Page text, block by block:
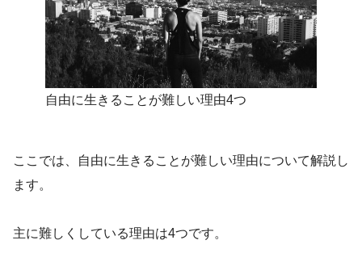
自由に生きることが難しい理由4つ
ここでは、自由に生きることが難しい理由について解説し
ます。
主に難しくしている理由は4つです。